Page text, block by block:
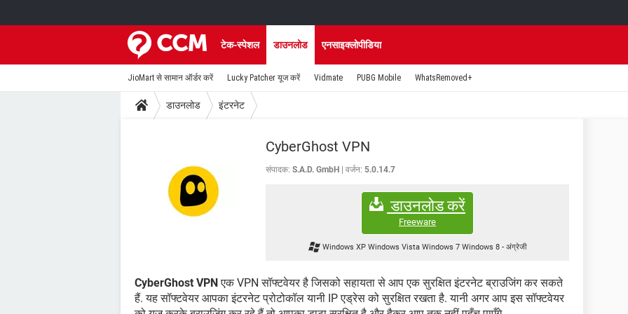
टेक-स्पेशल डाउनलोड एनसाइक्लोपीडिया
JioMart से सामान ऑर्डर करें Lucky Patcher यूज करें Vidmate PUBG Mobile WhatsRemoved+
डाउनलोड इंटरनेट
CyberGhost VPN
संपादक: S.A.D. GmbH वर्जन: 5.0.14.7
डाउनलोड करें
Freeware
Windows XP Windows Vista Windows 7 Windows 8-अंग्रेजी
CyberGhost VPNएक VPN सॉफ्टवेयर है जिसको सहायता से आप एक सुरक्षित इंटरनेट ब्राउजिंग कर सकते
हैं. यह सॉफ्टवेयर आपका इंटरनेट प्रोटोकॉल यानी IP एड्रेस को सुरक्षित रखता है. यानी अगर आप इस सॉफ्टवेयर